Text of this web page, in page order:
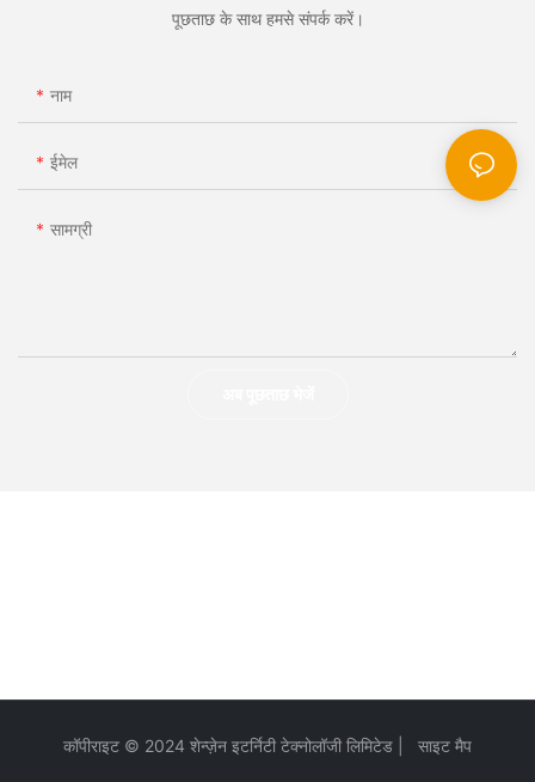
पूछताछ के साथ हमसे संपर्क करें।
नाम
ईमेल
सामग्री
कॉपीराइट © 2024 शेन्ज़ेन इटर्निटी टेक्नोलॉजी लिमिटेड | साइट मैप